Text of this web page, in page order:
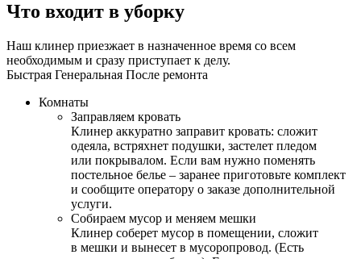
Что входит в уборку
Наш клинер приезжает в назначенное время со всем
необходимым и сразу приступает к делу.
Быстрая Генеральная После ремонта
Комнаты
Заправляем кровать
Клинер аккуратно заправит кровать: сложит
одеяла, встряхнет подушки, застелет пледом
или покрывалом. Если вам нужно поменять
постельное белье – заранее приготовьте комплект
и сообщите оператору о заказе дополнительной
услуги.
Собираем мусор и меняем мешки
Клинер соберет мусор в помещении, сложит
в мешки и вынесет в мусоропровод. (Есть